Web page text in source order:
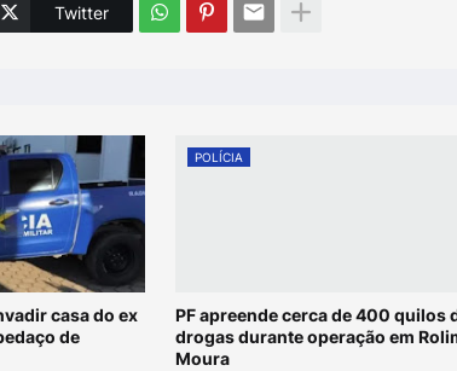
Twitter
casa do ex
de
POLÍCIA
PF apreende cerca de 400 quilos
drogas durante operação em
Moura